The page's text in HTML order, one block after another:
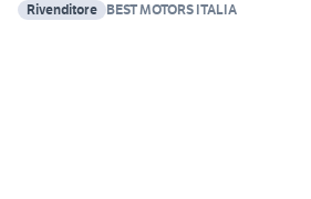
Rivenditore BEST MOTORS ITALIA